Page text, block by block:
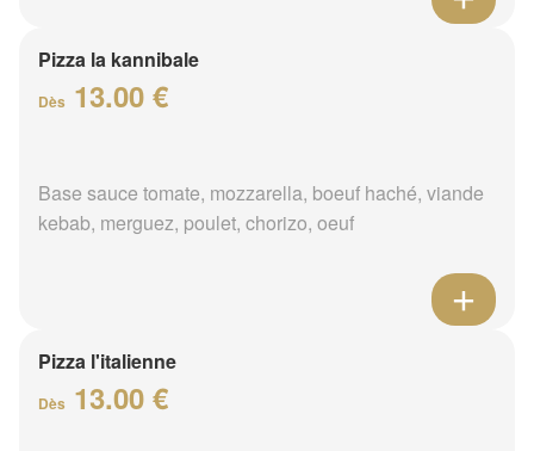
Pizza la kannibale
Dès 13.00 €
Base sauce tomate, mozzarella, boeuf haché, viande
kebab, merguez, poulet, chorizo, oeuf
Pizza l'italienne
Dès 13.00 €